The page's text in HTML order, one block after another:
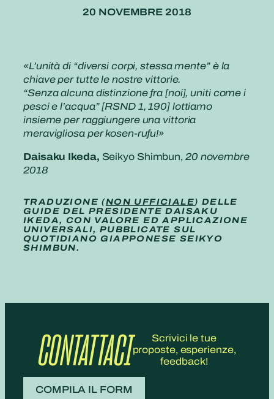
20 NOVEMBRE 2018
«L’unità di “diversi corpi, stessa mente” è la
chiave per tutte le nostre vittorie.
“Senza alcuna distinzione fra [noi], uniti come i
pesci e l’acqua” [RSND 1, 190] lottiamo
insieme per raggiungere una vittoria
meravigliosa per kosen-rufu!»
Daisaku Ikeda, Seikyo Shimbun, 20 novembre
2018
TRADUZIONE (NON UFFICIALE) DELLE
GUIDE DEL PRESIDENTE DAISAKU
IKEDA, CON VALORE ED APPLICAZIONE
UNIVERSALI, PUBBLICATE SUL
QUOTIDIANO GIAPPONESE SEIKYO
SHIMBUN.
CONTATTACI
Scrivici le tue
proposte, esperienze,
feedback!
COMPILA IL FORM